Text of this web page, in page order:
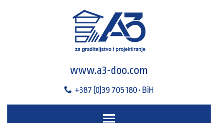
www.a3-doo.com
+387 (0)39 705 180 • BiH